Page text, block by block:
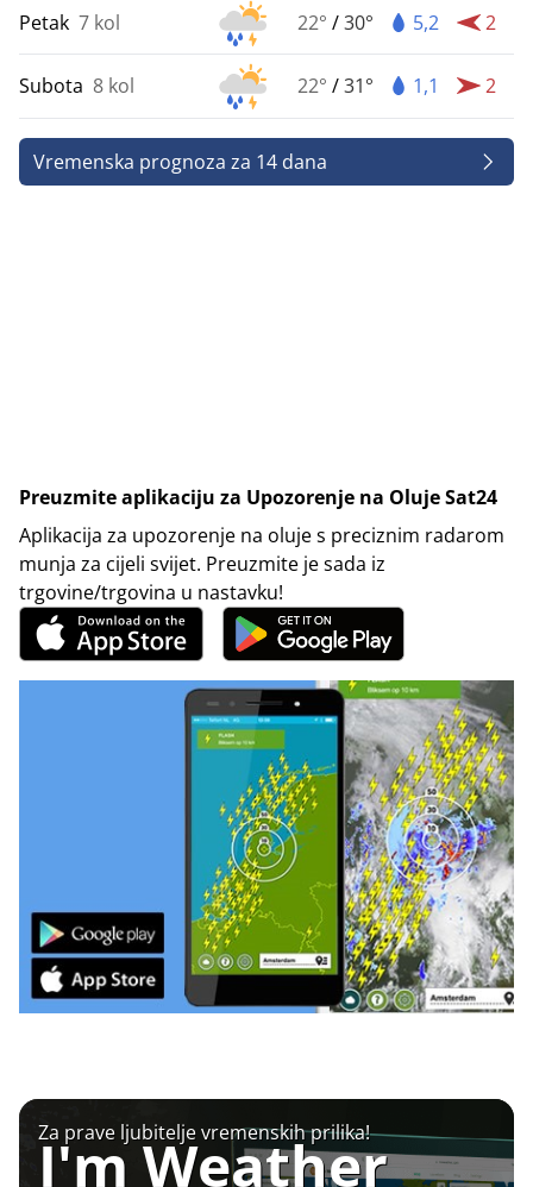
Petak 7 kol 22° /30° 5,2 2
Subota 8 kol 22° /31° 1,1 2
Vremenska prognoza za 14 dana
Preuzmite aplikaciju za Upozorenje na Oluje Sat24
Aplikacija za upozorenje na oluje s preciznim radarom
munja za cijeli svijet. Preuzmite je sada iz
trgovine/trgovina u nastavku!
Za prave ljubitelje vremenskih prilika!
I'm Weather